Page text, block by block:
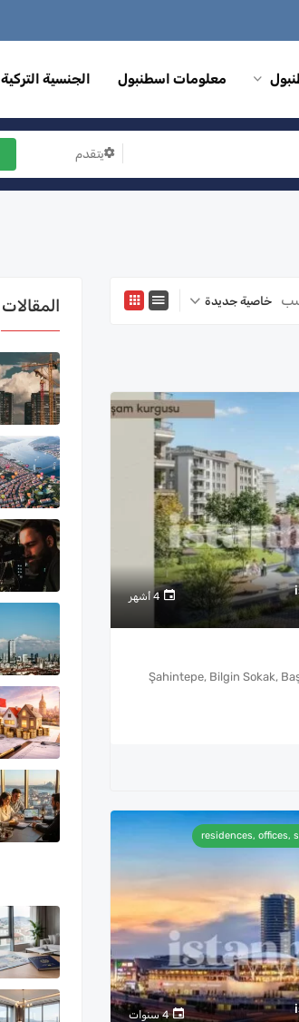
معلومات اسطنبول الجنسية التركية
يتقدم
خاصية جديدة
4 أشهر
4 سنوات
residences, offices,
المقالات